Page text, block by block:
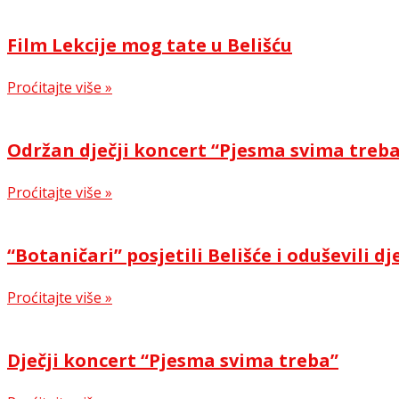
Film Lekcije mog tate u Belišću
Proćitajte više »
Održan dječji koncert “Pjesma svima
Proćitajte više »
“Botaničari” posjetili Belišće i oduševili
Proćitajte više »
Dječji koncert “Pjesma svima treba”